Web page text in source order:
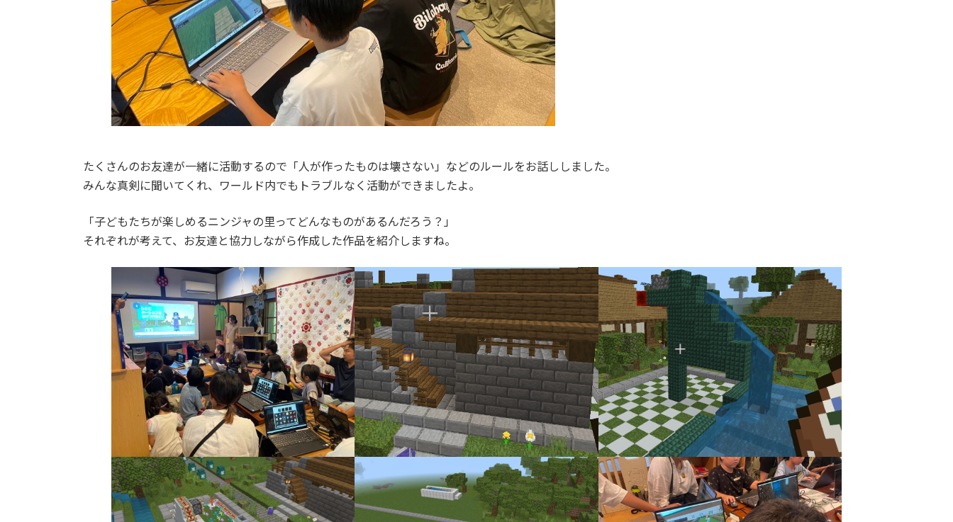
たくさんのお友達が一緒に活動するので「人が作ったものは壊さない」などのルールをお話ししました。
みんな真剣に聞いてくれ、ワールド内でもトラブルなく活動ができましたよ。
「子どもたちが楽しめるニンジャの里ってどんなものがあるんだろう？」
それぞれが考えて、お友達と協力しながら作成した作品を紹介しますね。